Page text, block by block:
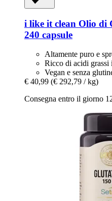
i like it clean Olio di
240 capsule
Altamente puro e
Ricco di acidi grassi
Vegan e senza
€ 40,99 (€ 292,79 / kg)
Consegna entro il giorno